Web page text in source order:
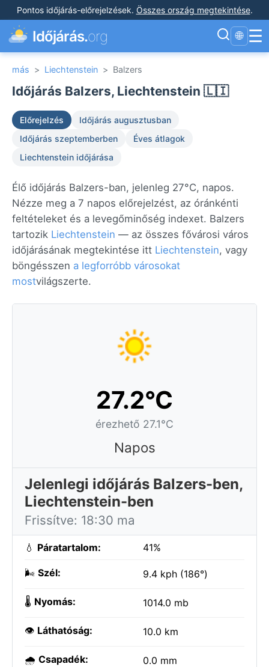
Pontos időjárás-előrejelzések. Összes ország megtekintése.
Időjárás.org 🌐 ☰
más > Liechtenstein > Balzers
Időjárás Balzers, Liechtenstein 🇱🇮
Előrejelzés
Időjárás augusztusban
Időjárás szeptemberben
Éves átlagok
Liechtenstein időjárása
Élő időjárás Balzers-ban, jelenleg 27°C, napos.
Nézze meg a 7 napos előrejelzést, az óránkénti
feltételeket és a levegőminőség indexet. Balzers
tartozik Liechtenstein — az összes fővárosi város
időjárásának megtekintése itt Liechtenstein, vagy
böngésszen a legforróbb városokat
mostvilágszerte.
27.2°C
érezhető 27.1°C
Napos
Jelenlegi időjárás Balzers-ben,
Liechtenstein-ben
Frissítve: 18:30 ma
💧 Páratartalom: 41%
🌬️ Szél: 9.4 kph (186°)
🌡️ Nyomás: 1014.0 mb
👁️ Láthatóság: 10.0 km
🌧️ Csapadék: 0.0 mm